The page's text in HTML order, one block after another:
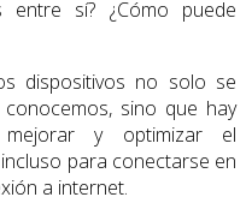
entre sí? ¿Cómo puede
dispositivos no solo se
sino que hay
y optimizar el
para conectarse en
a internet.